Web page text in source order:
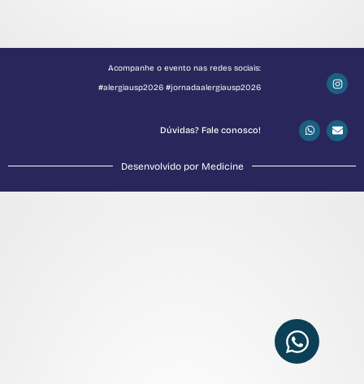
Acompanhe o evento nas redes sociais:
#alergiausp2026 #jornadaalergiausp2026
Dúvidas? Fale conosco!
Desenvolvido por Medicine